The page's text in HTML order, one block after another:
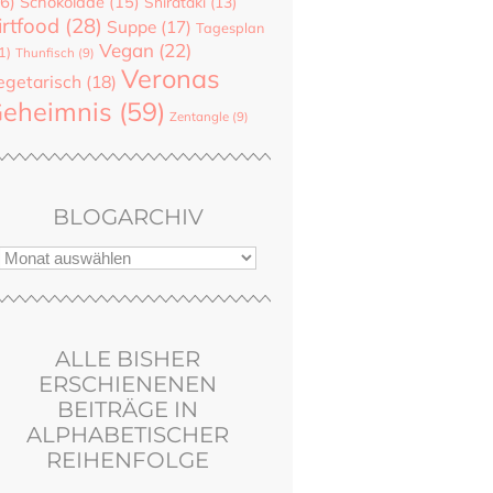
(28) Suppe (17) Tagesplan
Thunfisch (9) Vegan (22)
(18) Veronas
(59) Zentangle (9)
BLOGARCHIV
ALLE BISHER
ERSCHIENENEN
BEITRÄGE IN
ALPHABETISCHER
REIHENFOLGE